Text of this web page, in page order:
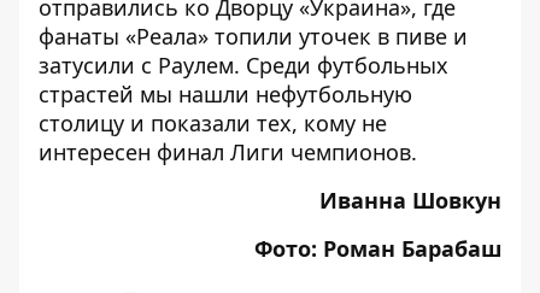
отправились ко Дворцу «Украина», где
фанаты «Реала» топили уточек в пиве и
затусили с Раулем. Среди футбольных
страстей мы нашли нефутбольную
столицу и показали тех, кому не
интересен финал Лиги чемпионов.
Иванна Шовкун
Фото: Роман Барабаш